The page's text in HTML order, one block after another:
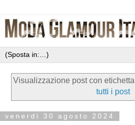
Visualizzazione post con etichetta
tutti i post
venerdì 30 agosto 2024